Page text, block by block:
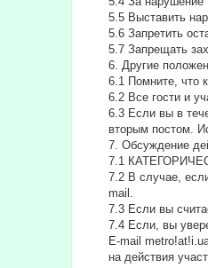
5.5 Выставить
5.6 Запретить
5.7 Запрещать
6. Другие
6.1 Помните, что
6.2 Все гости и
6.3 Если вы в
вторым постом.
7. Обсуждение
7.1
7.2 В случае,
mail.
7.3 Если вы
7.4 Если, вы
E-mail
на действия